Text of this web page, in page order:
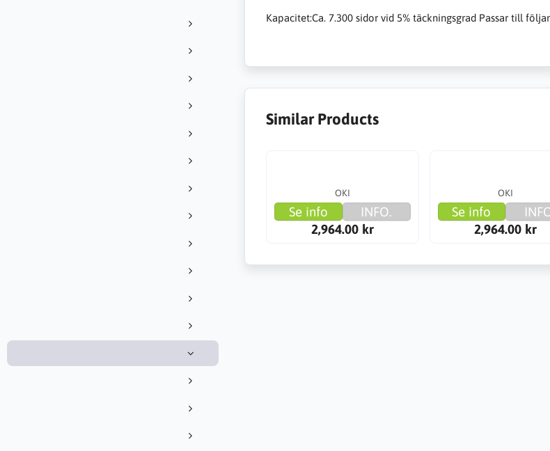
Kapacitet:Ca. 7.300 sidor vid 5% täckningsgrad Passar till
Similar Products
OKI
Se info
INFO.
2,964.00 kr
OKI
Se info
2,964.00 kr